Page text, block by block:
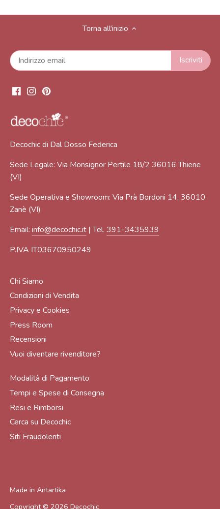
Torna all'inizio
Decochic di Dal Dosso Federica
Sede Legale: Via Monsignor Pertile 18/2 36016 Thiene
(VI)
Sede Operativa e Showroom: Via Prà Bordoni 14, 36010
Zanè (VI)
Email: info@decochic.it | Tel. 391-3435939
P.IVA IT03670950249
Chi Siamo
Condizioni di Vendita
Privacy e Cookies
Press Room
Recensioni
Vuoi diventare rivenditore?
Modalità di Pagamento
Tempi e Spese di Consegna
Resi e Rimborsi
Cerca su Decochic
Siti Fraudolenti
Made in Antartika
Copyright © 2026 Decochic